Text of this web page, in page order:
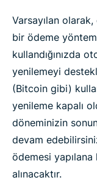
Varsayılan
bir ödeme
kullandığınızda
yenilemeyi
(Bitcoin gibi)
yenileme kapalı
döneminizin
devam
ödemesi
alınacaktır.